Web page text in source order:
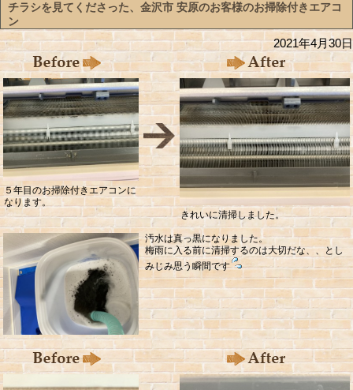
チラシを見てくださった、金沢市 安原のお客様のお掃除付きエアコ
ン
2021年4月30日
５年目のお掃除付きエアコンに
なります。
きれいに清掃しました。
汚水は真っ黒になりました。
梅雨に入る前に清掃するのは大切だな、、とし
みじみ思う瞬間です